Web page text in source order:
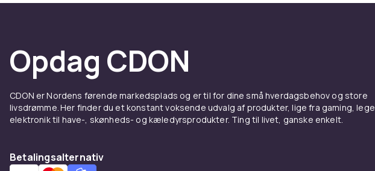
Opdag CDON
CDON er Nordens førende markedsplads og er til for dine små hverdagsbehov og store
livsdrømme. Her finder du et konstant voksende udvalg af produkter, lige fra gaming,
elektronik til have-, skønheds- og kæledyrsprodukter. Ting til livet, ganske enkelt.
Betalingsalternativ